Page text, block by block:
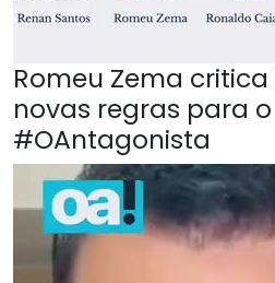
Romeu Zema
novas regras para o
#OAntagonista